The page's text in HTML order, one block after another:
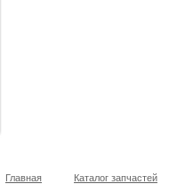
Главная Каталог запчастей